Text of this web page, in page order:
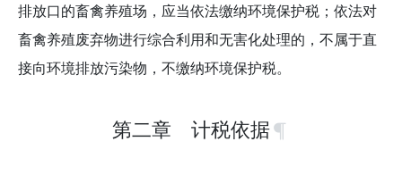
排放口的畜禽养殖场，应当依法缴纳环境保护税；依法对
畜禽养殖废弃物进行综合利用和无害化处理的，不属于直
接向环境排放污染物，不缴纳环境保护税。
第二章 计税依据